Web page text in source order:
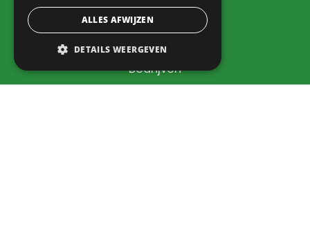
Home
Verenigingen
Voorzieningen
Bedrijven
Dorpsbelang
ALLES AFWIJZEN
DETAILS WEERGEVEN